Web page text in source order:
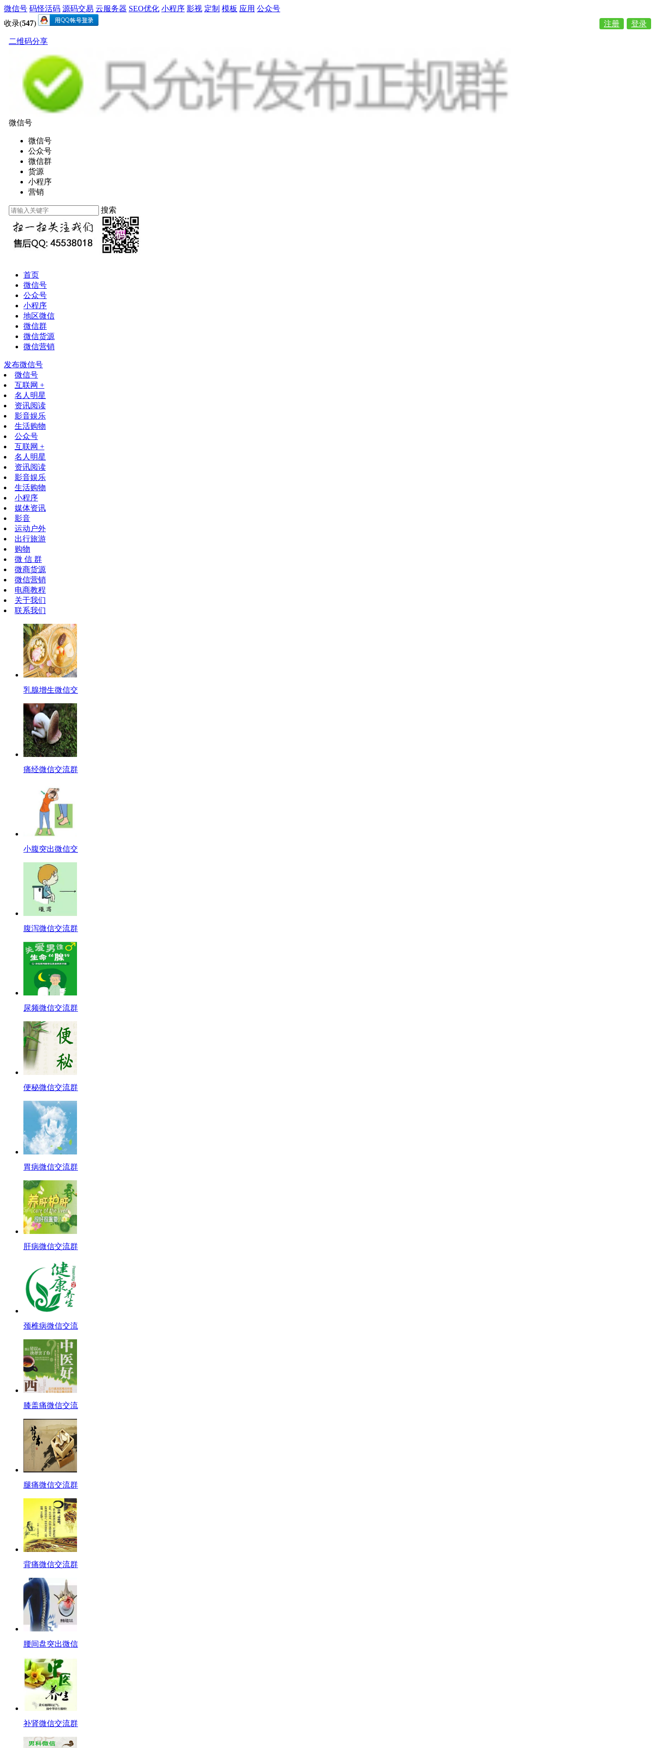
微信号 码怪活码 源码交易 云服务器 SEO优化 小程序 影视 定制 模板 应用 公众号
收录(547) 登录
注册
二维码分享
微信号
微信号
公众号
微信群
货源
小程序
营销
搜索
首页
微信号
公众号
小程序
地区微信
微信群
微信货源
微信营销
发布微信号
微信号
互联网 +
名人明星
资讯阅读
影音娱乐
生活购物
公众号
互联网 +
名人明星
资讯阅读
影音娱乐
生活购物
小程序
媒体资讯
影音
运动户外
出行旅游
购物
微 信 群
微商货源
微信营销
电商教程
关于我们
联系我们
乳腺增生微信交
痛经微信交流群
小腹突出微信交
腹泻微信交流群
尿频微信交流群
便秘微信交流群
胃病微信交流群
肝病微信交流群
颈椎病微信交流
膝盖痛微信交流
腿痛微信交流群
背痛微信交流群
腰间盘突出微信
补肾微信交流群